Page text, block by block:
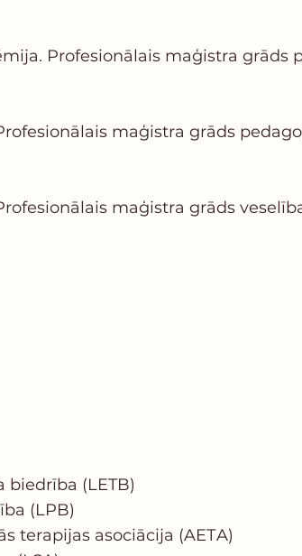
Profesionālais maģistra grāds
maģistra grāds
maģistra grāds
biedrība (LETB)
(LPB)
terapijas asociācija (AEТA)